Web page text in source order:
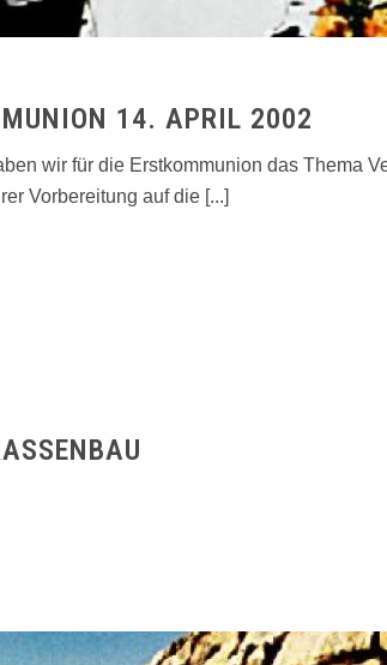
14. APRIL 2002
wir für die Erstkommunion das Thema
Vorbereitung auf die [...]